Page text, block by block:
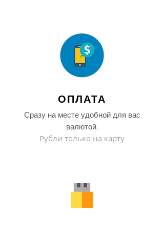
ОПЛАТА
Сразу на месте удобной для вас
валютой.
Рубли только на карту